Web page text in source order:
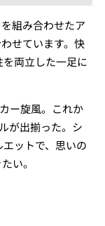
組み合わせたア
せています。快
両立した一足に
ー旋風。これか
が出揃った。シ
ットで、思いの
い。